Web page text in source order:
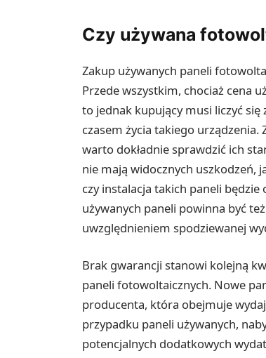
Czy używana
Zakup używanych paneli
Przede wszystkim, chociaż cena
to jednak kupujący musi liczyć
czasem życia takiego urządzenia.
warto dokładnie sprawdzić ich
nie mają widocznych uszkodzeń,
czy instalacja takich paneli będzie
używanych paneli powinna być
uwzględnieniem spodziewanej
Brak gwarancji stanowi kolejną
paneli fotowoltaicznych. Nowe
producenta, która obejmuje
przypadku paneli używanych,
potencjalnych dodatkowych